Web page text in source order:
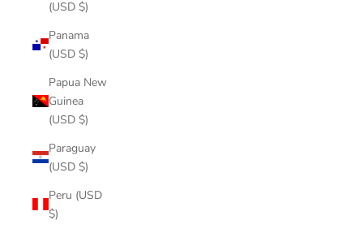
(USD $)
Panama
(USD $)
Papua New
Guinea
(USD $)
Paraguay
(USD $)
Peru (USD
$)